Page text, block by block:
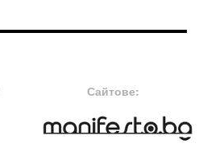
Сайтове: